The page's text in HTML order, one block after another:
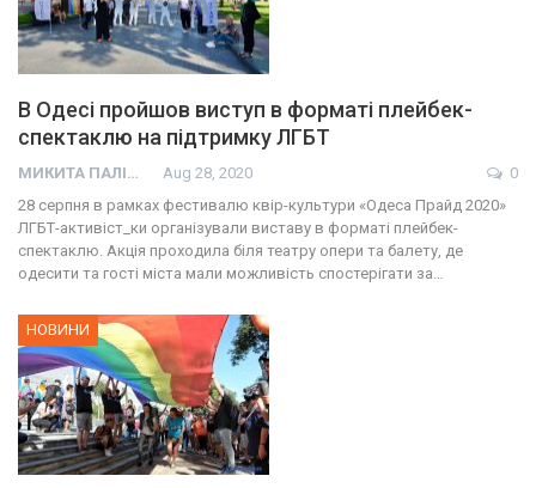
В Одесі пройшов виступ в форматі плейбек-
спектаклю на підтримку ЛГБТ
МИКИТА ПАЛІЙ Aug 28, 2020
0
28 серпня в рамках фестивалю квір-культури «Одеса Прайд 2020»
ЛГБТ-активіст_ки організували виставу в форматі плейбек-
спектаклю. Акція проходила біля театру опери та балету, де
одесити та гості міста мали можливість спостерігати за…
НОВИНИ